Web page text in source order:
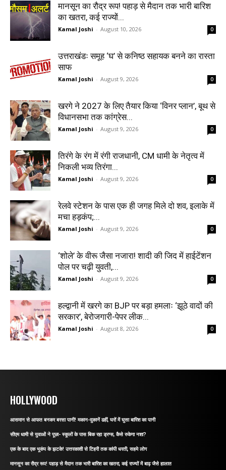
मानसून का रौद्र रूप! पहाड़ से मैदान तक भारी बारिश
का खतरा, कई राज्यों...
Kamal Joshi - August 10, 2026 0
उत्तराखंडः समूह ‘घ’ से कनिष्ठ सहायक बनने का रास्ता
साफ
Kamal Joshi - August 9, 2026 0
खरगे ने 2027 के लिए तैयार किया ‘विनर प्लान’, बूथ से
विधानसभा तक कांग्रेस...
Kamal Joshi - August 9, 2026 0
तिरंगे के रंग में रंगी राजधानी, CM धामी के नेतृत्व में
निकली भव्य तिरंगा...
Kamal Joshi - August 9, 2026 0
रेलवे स्टेशन के पास एक ही जगह मिले दो शव, इलाके में
मचा हड़कंप;...
Kamal Joshi - August 9, 2026 0
‘शोले’ के वीरू जैसा नजारा! शादी की जिद में हाईटेंशन
पोल पर चढ़ी युवती,...
Kamal Joshi - August 9, 2026 0
हल्द्वानी में खरगे का BJP पर बड़ा हमलाः ‘झूठे वादों की
सरकार’, बेरोजगारी-पेपर लीक...
Kamal Joshi - August 8, 2026 0
HOLLYWOOD
आसमान से आफत बनकर बरसा पानी! मकान-दुकानें ढहीं, घरों में घुसा बारिश का पानी
सीएम धामी से युवाओं ने पूछा- स्कूलों के पास बिक रहा ड्रग्स, कैसे रुकेगा नशा?
एक के बाद एक भूकंप के झटके! उत्तरकाशी से टिहरी तक कांपी धरती, सहमे लोग
मानसून का रौद्र रूप! पहाड़ से मैदान तक भारी बारिश का खतरा, कई राज्यों में बाढ़ जैसे हालात